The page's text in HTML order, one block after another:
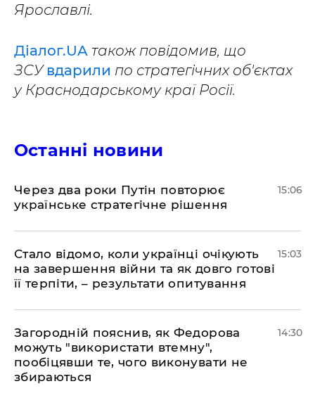
Ярославлі.
Діалог.UA також повідомив, що
ЗСУвдарили по стратегічних об'єктах
у Краснодарському краї Росії.
Останні новини
Через два роки Путін повторює
українське стратегічне рішення
15:06
Стало відомо, коли українці очікують
на завершення війни та як довго готові
її терпіти, – результати опитування
15:03
Загородній пояснив, як Федорова
можуть "використати втемну",
пообіцявши те, чого виконувати не
збираються
14:30